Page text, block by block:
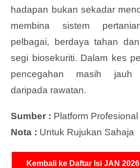
hadapan bukan sekadar
membina sistem
pelbagai, berdaya tahan
segi biosekuriti. Dalam kes
pencegahan masih
daripada rawatan.
Sumber : Platform Profesional
Nota : Untuk Rujukan Sahaja
Kembali ke Daftar Isi JAN